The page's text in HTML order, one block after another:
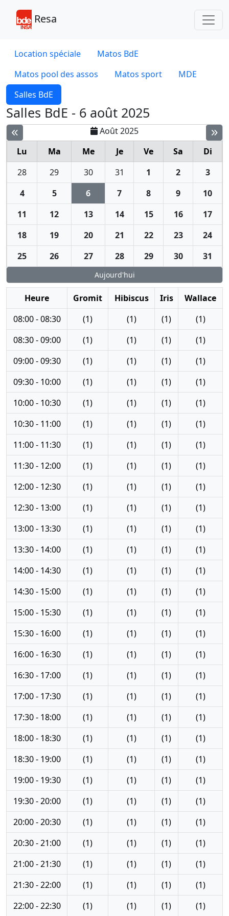
Resa
Location spéciale
Matos BdE
Matos pool des assos
Matos sport
MDE
Salles BdE
Salles BdE - 6 août 2025
Août 2025
Lu
Ma Me Je Ve Sa
Di
28
29 30 31 1 2
3
4
5 6 7 8 9
10
11
12 13 14 15 16
17
18
19 20 21 22 23
24
25
26 27 28 29 30 31
Aujourd'hui
Heure Gromit Hibiscus Iris
Wallace
08:00 - 08:30
(1) (1) (1)
(1)
08:30 - 09:00
(1) (1) (1)
(1)
09:00 - 09:30
(1) (1) (1)
(1)
09:30 - 10:00
(1) (1) (1)
(1)
10:00 - 10:30
(1) (1) (1)
(1)
10:30 - 11:00
(1) (1) (1)
(1)
11:00 - 11:30
(1) (1) (1)
(1)
11:30 - 12:00
(1) (1) (1)
(1)
12:00 - 12:30
(1) (1) (1)
(1)
12:30 - 13:00
(1) (1) (1)
(1)
13:00 - 13:30
(1) (1) (1)
(1)
13:30 - 14:00
(1) (1) (1)
(1)
14:00 - 14:30
(1) (1) (1)
(1)
14:30 - 15:00
(1) (1) (1)
(1)
15:00 - 15:30
(1) (1) (1)
(1)
15:30 - 16:00
(1) (1) (1)
(1)
16:00 - 16:30
(1) (1) (1)
(1)
16:30 - 17:00
(1) (1) (1)
(1)
17:00 - 17:30
(1) (1) (1)
(1)
17:30 - 18:00
(1) (1) (1)
(1)
18:00 - 18:30
(1) (1) (1)
(1)
18:30 - 19:00
(1) (1) (1)
(1)
19:00 - 19:30
(1) (1) (1)
(1)
19:30 - 20:00
(1) (1) (1)
(1)
20:00 - 20:30
(1) (1) (1)
(1)
20:30 - 21:00
(1) (1) (1)
(1)
21:00 - 21:30
(1) (1) (1)
(1)
21:30 - 22:00
(1) (1) (1)
(1)
22:00 - 22:30
(1) (1) (1) (1)